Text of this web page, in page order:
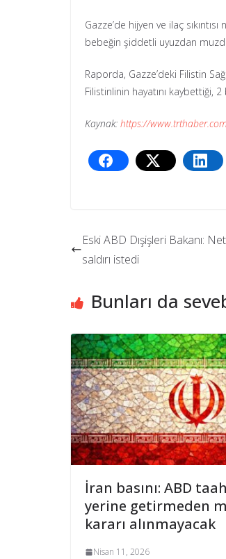
Gazze’de hijyen ve ilaç
bebeğin şiddetli uyuzdan
Raporda, Gazze’deki Filistin
Filistinlinin hayatını kaybettiği,
Kaynak: https://
Eski ABD Dışişleri Bakanı:
saldırı istedi
Bunları da
İran basını: ABD
yerine getirmeden
kararı alınmayacak
Nisan 11, 2026